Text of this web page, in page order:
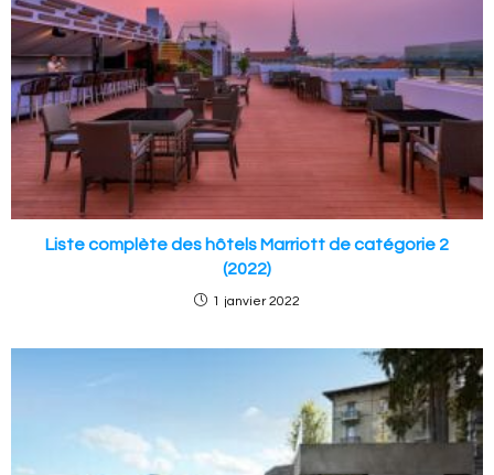
Liste complète des hôtels Marriott de catégorie 2
(2022)
1 janvier 2022